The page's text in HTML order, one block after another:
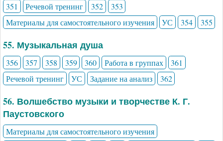
351
Речевой тренинг 352
353
Материалы для самостоятельного изучения
УС 354 355
55. Музыкальная душа
356 357 358 359 360 Работа в группах
361
Речевой тренинг
УС Задание на анализ 362
56. Волшебство музыки и творчестве К. Г.
Паустовского
Материалы для самостоятельного изучения